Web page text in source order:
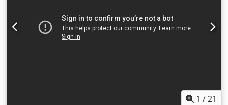
1 /21